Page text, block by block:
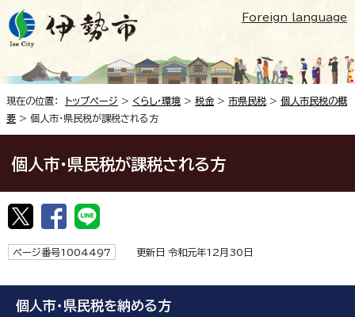
Foreign language
現在の位置： トップページ > くらし・環境 > 税金> 市県民税 > 個人市民税の概
要 > 個人市・県民税が課税される方
個人市・県民税が課税される方
ページ番号1004497 更新日 令和元年12月30日
個人市・県民税を納める方